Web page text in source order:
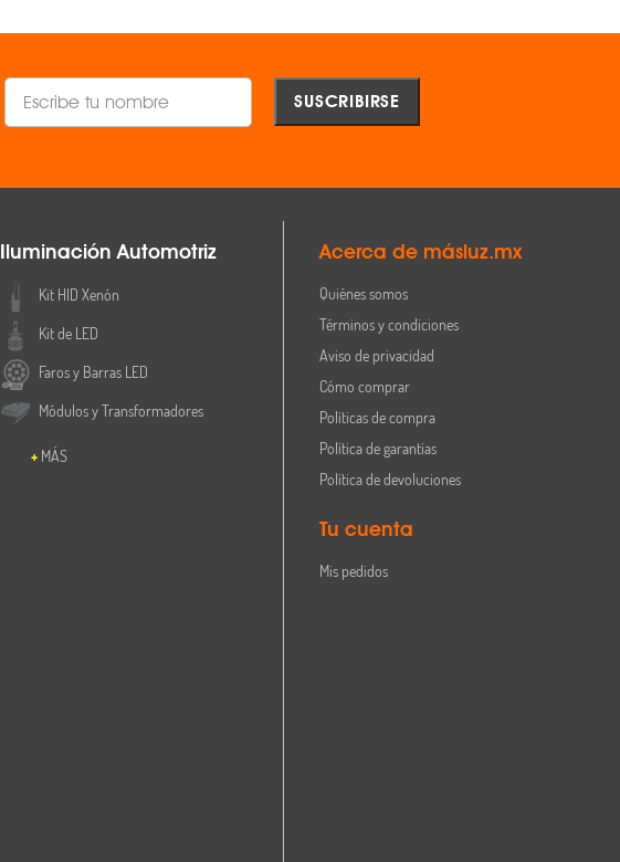
Iluminación Automotriz
Kit HID Xenón
Kit de LED
Faros y Barras LED
Módulos y Transformadores
MÁS
Acerca de másluz.mx
Quiénes somos
Términos y condiciones
Aviso de privacidad
Cómo comprar
Políticas de compra
Política de garantías
Política de devoluciones
Tu cuenta
Mis pedidos